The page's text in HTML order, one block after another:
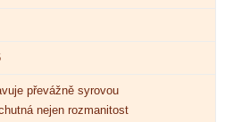
převážně syrovou
nejen rozmanitost